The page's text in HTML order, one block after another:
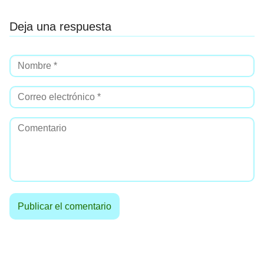
Deja una respuesta